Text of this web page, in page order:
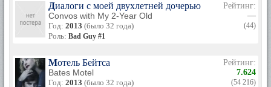
Диалоги с моей двухлетней дочерью
Convos with My 2-Year Old
Год: 2013 (было 32 года)
Роль: Bad Guy #1
Рейтинг:
—
(44)
Мотель Бейтса
Bates Motel
Год: 2013 (было 32 года)
Рейтинг:
7.624
(54 216)